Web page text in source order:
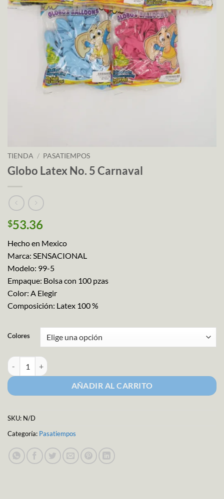
TIENDA / PASATIEMPOS
Globo Latex No. 5 Carnaval
$53.36
Hecho en Mexico
Marca: SENSACIONAL
Modelo: 99-5
Empaque: Bolsa con 100 pzas
Color: A Elegir
Composición: Latex 100 %
Colores
Globo Latex No. 5 Carnaval cantidad
AÑADIR AL CARRITO
SKU: N/D
Categoría: Pasatiempos